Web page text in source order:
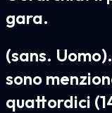
gara.
(sans.
sono
quattordici